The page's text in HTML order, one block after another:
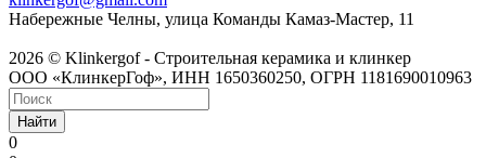
Набережные Челны, улица Команды Камаз-Мастер, 11
2026 © Klinkergof - Строительная керамика и клинкер
ООО «КлинкерГоф», ИНН 1650360250, ОГРН 1181690010963
Найти
0